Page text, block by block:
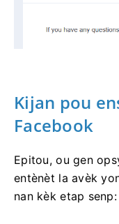
Kijan pou
Facebook
Epitou, ou gen
entènèt la avèk
nan kèk etap senp: